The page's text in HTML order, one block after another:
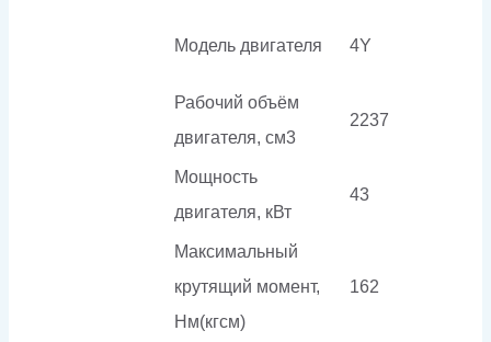
Модель двигателя 4Y
Рабочий объём
двигателя, см3
2237
Мощность
двигателя, кВт
43
Максимальный
крутящий момент,
Нм(кгсм)
162